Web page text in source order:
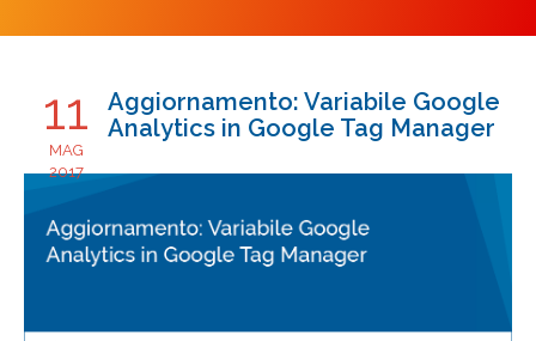
11
MAG
2017
Aggiornamento: Variabile Google
Analytics in Google Tag Manager